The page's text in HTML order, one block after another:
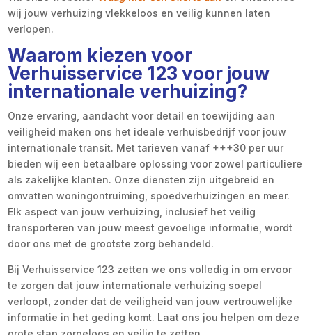
wij jouw verhuizing vlekkeloos en veilig kunnen laten
verlopen.
Waarom kiezen voor
Verhuisservice 123 voor jouw
internationale verhuizing?
Onze ervaring, aandacht voor detail en toewijding aan
veiligheid maken ons het ideale verhuisbedrijf voor jouw
internationale transit. Met tarieven vanaf +++30 per uur
bieden wij een betaalbare oplossing voor zowel particuliere
als zakelijke klanten. Onze diensten zijn uitgebreid en
omvatten woningontruiming, spoedverhuizingen en meer.
Elk aspect van jouw verhuizing, inclusief het veilig
transporteren van jouw meest gevoelige informatie, wordt
door ons met de grootste zorg behandeld.
Bij Verhuisservice 123 zetten we ons volledig in om ervoor
te zorgen dat jouw internationale verhuizing soepel
verloopt, zonder dat de veiligheid van jouw vertrouwelijke
informatie in het geding komt. Laat ons jou helpen om deze